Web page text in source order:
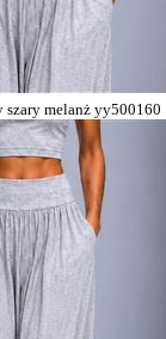
szary melanż yy500160